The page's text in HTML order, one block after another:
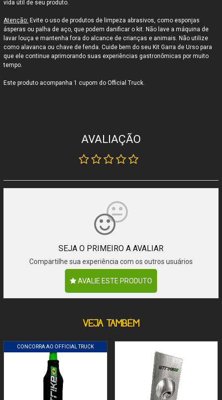
vida útil de seu produto.
Atenção: Evite o uso de produtos de limpeza abrasivos, como esponjas
speras ou palha de aço, que podem danificar o kit. Não lave a máquina de
lavar louça e mantenha fora do alcance de crianças e animais. Não utilize
como alavanca ou chave de fenda. Cuide bem do seu Kit Garra de Urso para
que ele continue aprimorando suas experiências gastronômicas por muito
tempo.
Este produto acompanha 1 cupom do Official Truck.
AVALIAÇÃO
SEJA O PRIMEIRO A AVALIAR
Compartilhe sua experiência com os outros usuários
AVALIE ESTE PRODUTO
VEJA TAMBÉM
CONCORRA AO OFFICIAL TRUCK